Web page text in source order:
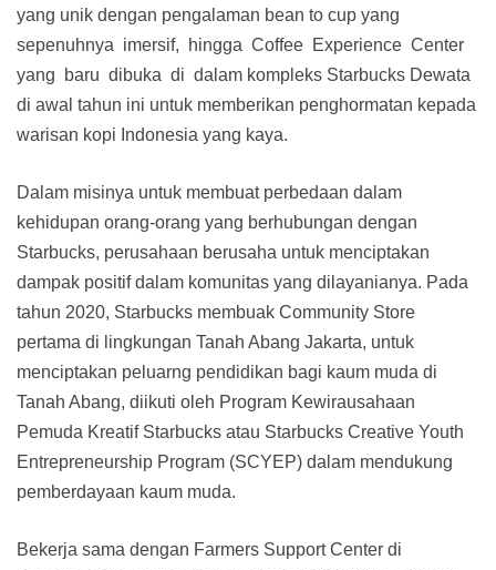
yang unik dengan pengalaman bean to cup yang
sepenuhnya imersif, hingga Coffee Experience Center
yang baru dibuka di dalam kompleks Starbucks Dewata
di awal tahun ini untuk memberikan penghormatan kepada
warisan kopi Indonesia yang kaya.
Dalam misinya untuk membuat perbedaan dalam
kehidupan orang-orang yang berhubungan dengan
Starbucks, perusahaan berusaha untuk menciptakan
dampak positif dalam komunitas yang dilayanianya. Pada
tahun 2020, Starbucks membuak Community Store
pertama di lingkungan Tanah Abang Jakarta, untuk
menciptakan peluarng pendidikan bagi kaum muda di
Tanah Abang, diikuti oleh Program Kewirausahaan
Pemuda Kreatif Starbucks atau Starbucks Creative Youth
Entrepreneurship Program (SCYEP) dalam mendukung
pemberdayaan kaum muda.
Bekerja sama dengan Farmers Support Center di